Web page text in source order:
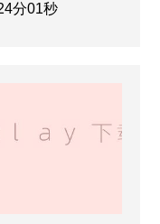
分01秒